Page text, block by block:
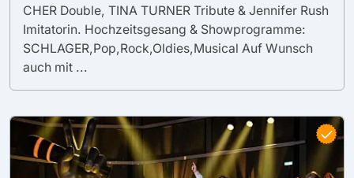
CHER Double, TINA TURNER Tribute & Jennifer Rush
Imitatorin. Hochzeitsgesang & Showprogramme:
SCHLAGER,Pop,Rock,Oldies,Musical Auf Wunsch
auch mit ...